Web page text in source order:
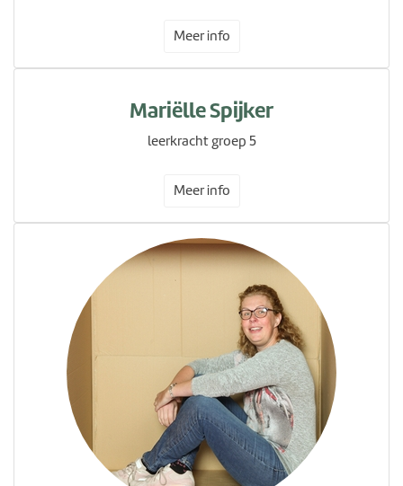
Meer info
Mariëlle Spijker
leerkracht groep 5
Meer info